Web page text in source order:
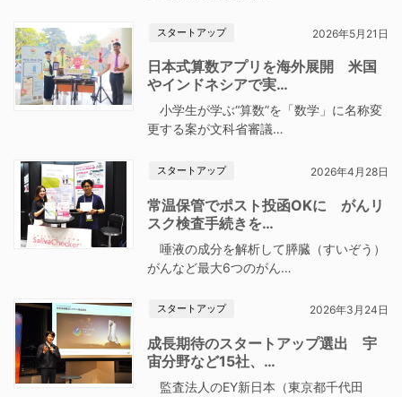
スタートアップ 2026年5月21日
日本式算数アプリを海外展開 米国
やインドネシアで実…
小学生が学ぶ“算数”を「数学」に名称変
更する案が文科省審議…
スタートアップ 2026年4月28日
常温保管でポスト投函OKに がんリ
スク検査手続きを…
唾液の成分を解析して膵臓（すいぞう）
がんなど最大6つのがん…
スタートアップ 2026年3月24日
成長期待のスタートアップ選出 宇
宙分野など15社、…
監査法人のEY新日本（東京都千代田